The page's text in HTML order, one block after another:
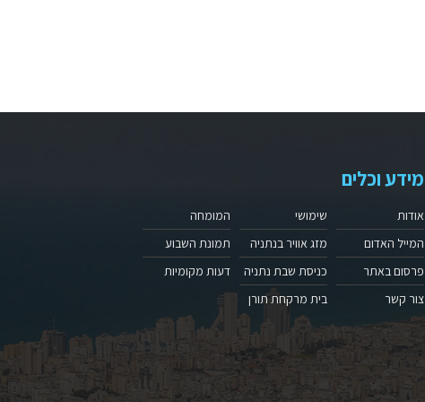
מידע וכלים
אודות
המייל האדום
פרסום באתר
צור קשר
שימושי
מזג אוויר בנתניה
כניסת שבת נתניה
בית מרקחת תורן
המומחה
תמונת השבוע
דעות מקומיות